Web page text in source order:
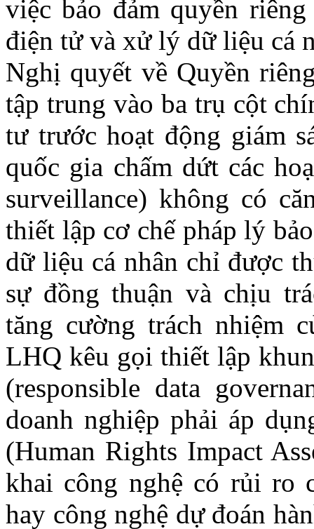
việc bảo đảm quyền
điện tử và xử lý dữ liệu cá
Nghị quyết về Quyền
tập trung vào ba trụ cột
tư trước hoạt động giám
quốc gia chấm dứt các
surveillance) không có
thiết lập cơ chế pháp lý
dữ liệu cá nhân chỉ được
sự đồng thuận và chịu
tăng cường trách nhiệm
LHQ kêu gọithiết lập
(responsible data
doanh nghiệp phải áp
(Human Rights Impact
khai công nghệ có rủi ro
hay công nghệ dự đoán